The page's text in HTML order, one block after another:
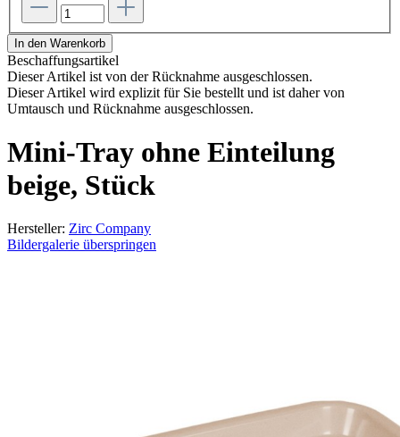
In den Warenkorb
Beschaffungsartikel
Dieser Artikel ist von der Rücknahme ausgeschlossen.
Dieser Artikel wird explizit für Sie bestellt und ist daher von
Umtausch und Rücknahme ausgeschlossen.
Mini-Tray ohne Einteilung
beige, Stück
Hersteller: Zirc Company
Bildergalerie überspringen